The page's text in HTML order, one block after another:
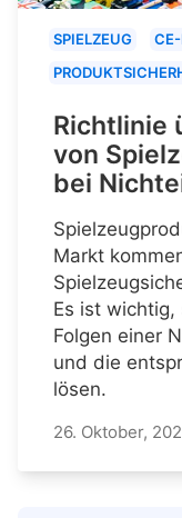
SPIELZEUG
Richtlinie
von
bei
Markt
Es ist
Folgen einer
und die
lösen.
26. Oktober,